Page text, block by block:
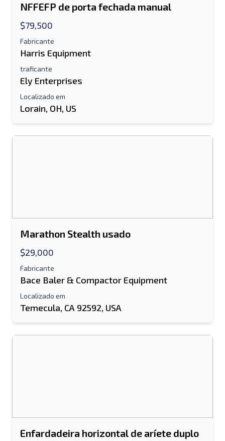
Send a Message
Endereço de e-mail
Móvel
Enviar
NFFEFP de porta fechada manual
$79,500
Fabricante
Harris Equipment
traficante
Ely Enterprises
Localizado em
Lorain, OH, US
Marathon Stealth usado
$29,000
Fabricante
Bace Baler & Compactor Equipment
Localizado em
Temecula, CA 92592, USA
Enfardadeira horizontal de aríete duplo
Enviar para um amigo
O campo de endereço de e-mail ou
número de celular é obrigatório
Seu nome completo